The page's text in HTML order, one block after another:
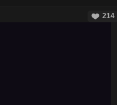
214